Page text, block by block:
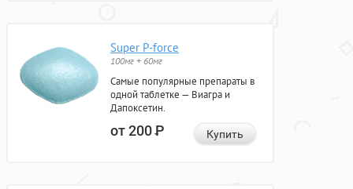
Super P-force
100мг + 60мг
Самые популярные препараты в
одной таблетке — Виагра и
Дапоксетин.
от 200Р Купить